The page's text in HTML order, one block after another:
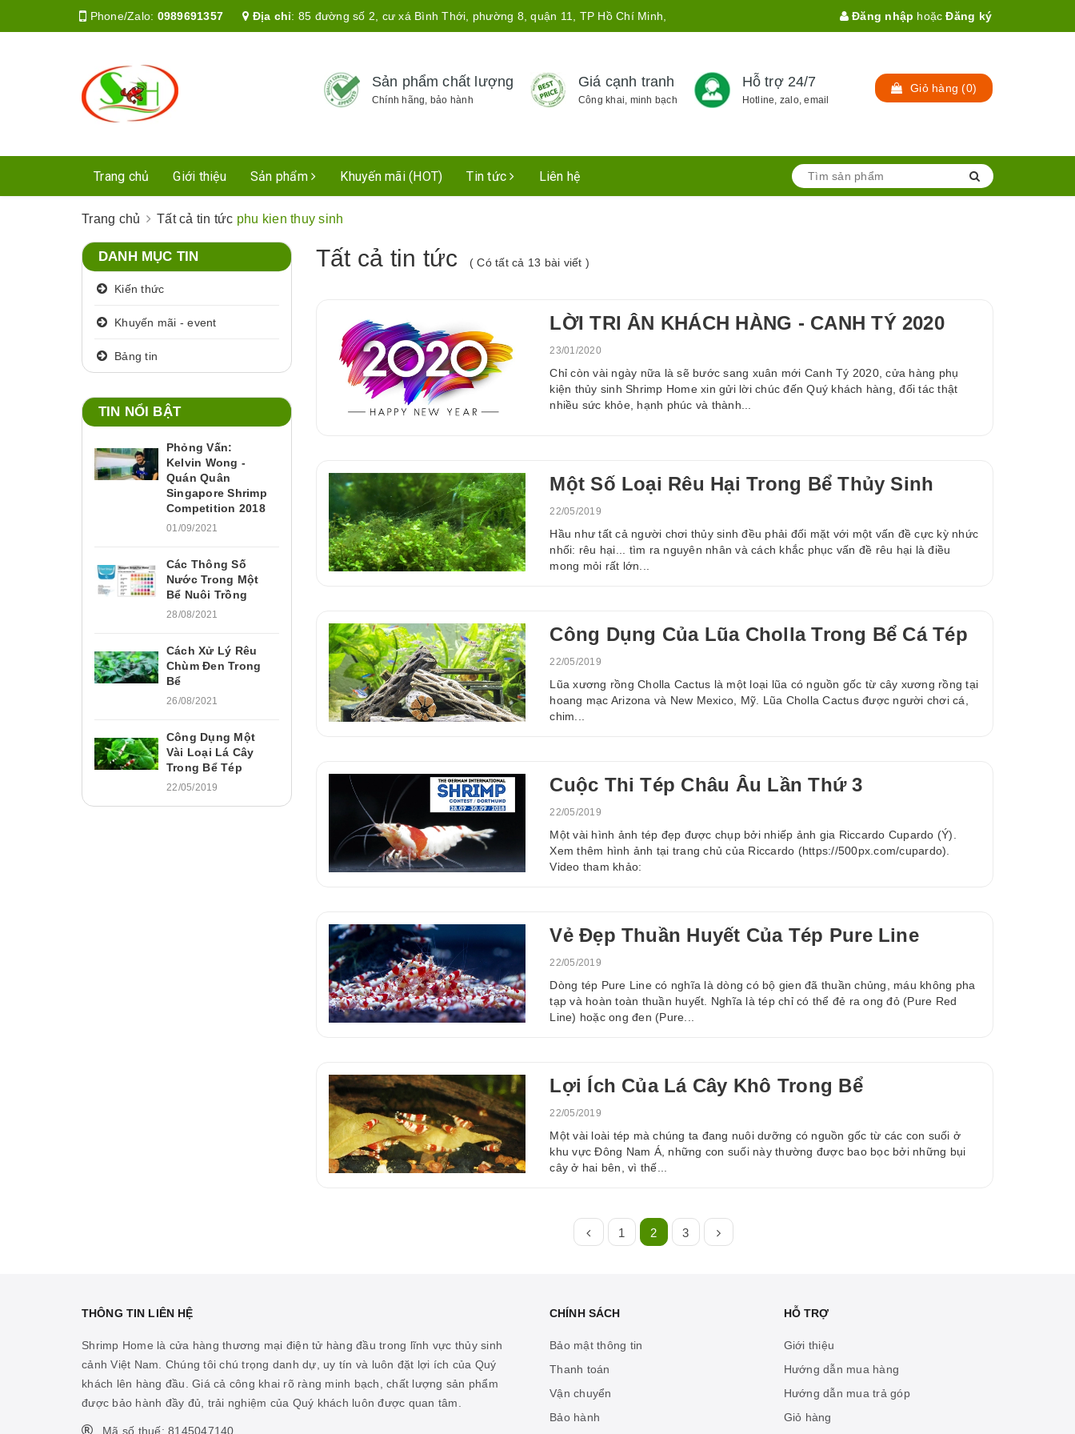
Phone/Zalo: 0989691357 Địa chỉ: 85 đường số 2, cư xá Bình Thới, phường 8, quận 11, TP Hồ Chí Minh, Đăng nhập hoặc Đăng ký
Sản phẩm chất lượng
Chính hãng, bảo hành
Giá cạnh tranh
Công khai, minh bạch
Hỗ trợ 24/7
Hotline, zalo, email
Giỏ hàng (0)
Trang chủ Giới thiệu Sản phẩm Khuyến mãi (HOT) Tin tức Liên hệ
Trang chủ Tất cả tin tức phu kien thuy sinh
Tất cả tin tức ( Có tất cả 13 bài viết )
LỜI TRI ÂN KHÁCH HÀNG - CANH TÝ 2020
23/01/2020
Chỉ còn vài ngày nữa là sẽ bước sang xuân mới Canh Tý 2020, cửa hàng phụ
kiện thủy sinh Shrimp Home xin gửi lời chúc đến Quý khách hàng, đối tác thật
nhiều sức khỏe, hạnh phúc và thành...
Một Số Loại Rêu Hại Trong Bể Thủy Sinh
22/05/2019
Hầu như tất cả người chơi thủy sinh đều phải đối mặt với một vấn đề cực kỳ nhức
nhối: rêu hại... tìm ra nguyên nhân và cách khắc phục vấn đề rêu hại là điều
mong mỏi rất lớn...
Công Dụng Của Lũa Cholla Trong Bể Cá Tép
22/05/2019
Lũa xương rồng Cholla Cactus là một loại lũa có nguồn gốc từ cây xương rồng tại
hoang mạc Arizona và New Mexico, Mỹ. Lũa Cholla Cactus được người chơi cá,
chim...
Cuộc Thi Tép Châu Âu Lần Thứ 3
22/05/2019
Một vài hình ảnh tép đẹp được chụp bởi nhiếp ảnh gia Riccardo Cupardo (Ý).
Xem thêm hình ảnh tại trang chủ của Riccardo (https://500px.com/cupardo).
Video tham khảo:
Vẻ Đẹp Thuần Huyết Của Tép Pure Line
22/05/2019
Dòng tép Pure Line có nghĩa là dòng có bộ gien đã thuần chủng, máu không pha
tạp và hoàn toàn thuần huyết. Nghĩa là tép chỉ có thể đẻ ra ong đỏ (Pure Red
Line) hoặc ong đen (Pure...
Lợi Ích Của Lá Cây Khô Trong Bể
22/05/2019
Một vài loài tép mà chúng ta đang nuôi dưỡng có nguồn gốc từ các con suối ở
khu vực Đông Nam Á, những con suối này thường được bao bọc bởi những bụi
cây ở hai bên, vì thế...
1 2 3
DANH MỤC TIN
Kiến thức
Khuyến mãi - event
Bảng tin
TIN NỔI BẬT
Phỏng Vấn:
Kelvin Wong -
Quán Quân
Singapore Shrimp
Competition 2018
01/09/2021
Các Thông Số
Nước Trong Một
Bể Nuôi Trồng
28/08/2021
Cách Xử Lý Rêu
Chùm Đen Trong
Bể
26/08/2021
Công Dụng Một
Vài Loại Lá Cây
Trong Bể Tép
22/05/2019
THÔNG TIN LIÊN HỆ
Shrimp Home là cửa hàng thương mại điện tử hàng đầu trong lĩnh vực thủy sinh
cảnh Việt Nam. Chúng tôi chú trọng danh dự, uy tín và luôn đặt lợi ích của Quý
khách lên hàng đầu. Giá cả công khai rõ ràng minh bạch, chất lượng sản phẩm
được bảo hành đầy đủ, trải nghiệm của Quý khách luôn được quan tâm.
Mã số thuế: 8145047140
CHÍNH SÁCH
Bảo mật thông tin
Thanh toán
Vận chuyển
Bảo hành
HỖ TRỢ
Giới thiệu
Hướng dẫn mua hàng
Hướng dẫn mua trả góp
Giỏ hàng